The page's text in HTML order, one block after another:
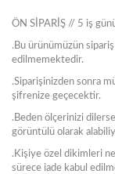
ÖN SİPARİŞ // 5 iş
.Bu ürünümüzün
edilmemektedir.
.Siparişinizden sonra
şifrenize geçecektir.
.Beden ölçerinizi
görüntülü olarak
.Kişiye özel dikimleri
sürece iade kabul